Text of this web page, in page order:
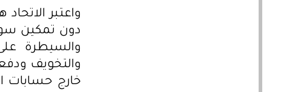
واعتبر
دون تمكين
والسيطرة
والتخويف
خارج حسابات